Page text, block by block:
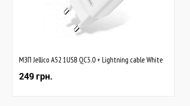
МЗП Jellico A52 1USB QC3.0 + Lightning cable White
249 грн.